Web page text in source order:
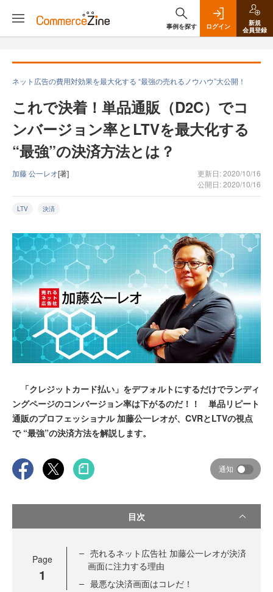
事例を探す ログイン
新規
会員登録
ネット広告の費用対効果を最大化する “最強の売れるノウハウ”大公開！
これで決着！単品通販（D2C）でコ
ンバージョン率とLTVを最大化する
“最強”の決済方法とは？
加藤 公一レオ[著]
更新日: 2020/10/16
公開日: 2020/10/16
LTV 決済
「クレジットカード払い」をデフォルトにするだけでランディ
ングページのコンバージョン率は下がるのだ！！ 単品リピート
通販のプロフェッショナル 加藤公一レオが、CVRとLTVの視点
で “最強”の決済方法を解説します。
通知
目次
Page
1
売れるネット広告社 加藤公一レオが決済
画面に注力する理由
最悪な決済画面はコレだ！